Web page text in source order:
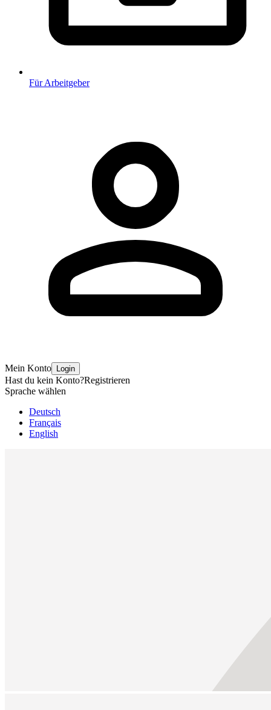
Für Arbeitgeber
Mein Konto Login
Hast du kein Konto?Registrieren
Sprache wählen
Deutsch
Français
English